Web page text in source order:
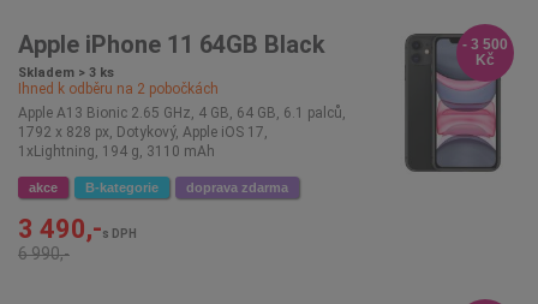
Apple iPhone 11 64GB Black
Skladem > 3 ks
Ihned k odběru na 2 pobočkách
Apple A13 Bionic 2.65 GHz, 4 GB, 64 GB, 6.1 palců,
1792 x 828 px, Dotykový, Apple iOS 17,
1xLightning, 194 g, 3110 mAh
akce B-kategorie doprava zdarma
- 3 500
Kč
3 490,-s DPH
6 990,-